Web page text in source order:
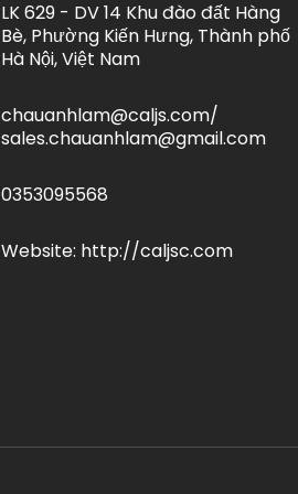
LK 629 - DV 14 Khu đào đất Hàng
Bè, Phường Kiến Hưng, Thành phố
Hà Nội, Việt Nam
chauanhlam@caljs.com/
sales.chauanhlam@gmail.com
0353095568
Website: http://caljsc.com